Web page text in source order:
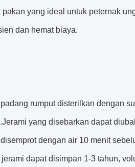
pakan yang ideal untuk peternak
dan hemat biaya.
rumput disterilkan dengan
yang disebarkan dapat
dengan air 10 menit
dapat disimpan 1-3 tahun,